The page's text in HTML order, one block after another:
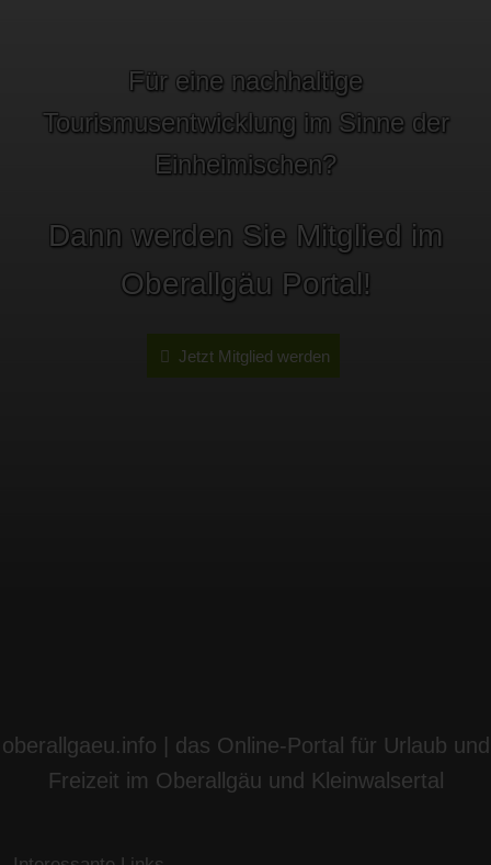
Für eine nachhaltige
Tourismusentwicklung im Sinne der
Einheimischen?
Dann werden Sie Mitglied im
Oberallgäu Portal!
Jetzt Mitglied werden
oberallgaeu.info | das Online-Portal für Urlaub und
Freizeit im Oberallgäu und Kleinwalsertal